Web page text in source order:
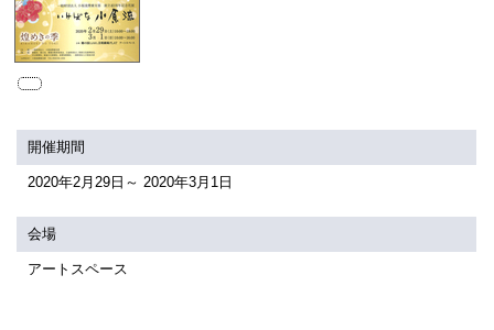
アクセシビリティ/
開催期間
2020年2月29日～ 2020年3月1日
会場
アートスペース
プラットについて
チケット・座席表・鑑賞サポートなど
施設の利用について
サポート
関連団体・施設